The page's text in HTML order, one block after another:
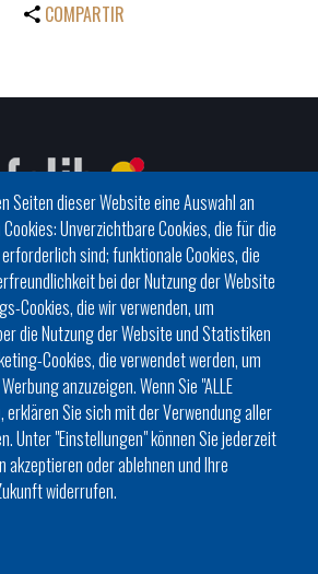
COMPARTIR
Seiten dieser Website eine Auswahl an
Unverzichtbare Cookies, die für die
sind; funktionale Cookies, die
bei der Nutzung der Website
Cookies, die wir verwenden, um
die Nutzung der Website und Statistiken
Cookies, die verwendet werden, um
anzuzeigen. Wenn Sie "ALLE
erklären Sie sich mit der Verwendung aller
Unter "Einstellungen" können Sie jederzeit
akzeptieren oder ablehnen und Ihre
widerrufen.
ORGANITZACIÓ
BATLESSES
Riera, 111 07010 Palma
971 760911 - Fax 971 763102